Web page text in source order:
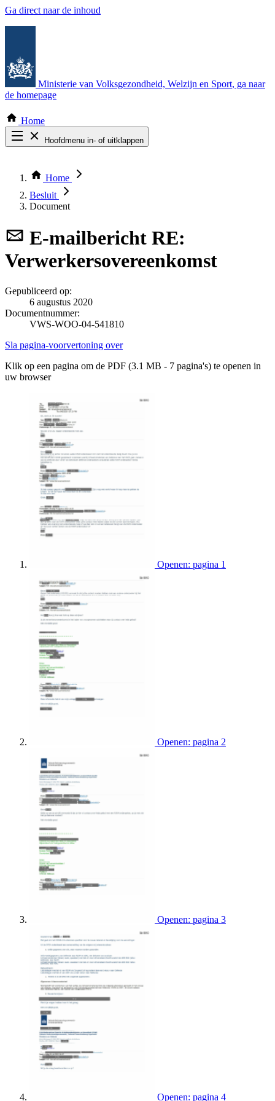
Ga direct naar de inhoud
Ministerie van Volksgezondheid, Welzijn en Sport, ga naar
de homepage
Home
Hoofdmenu in- of uitklappen
Thema COVID-19
Bekijk per bestuursorgaan
Home
Besluit
Document
E-mailbericht RE:
Verwerkersovereenkomst
Gepubliceerd op:
6 augustus 2020
Documentnummer:
VWS-WOO-04-541810
Sla pagina-voorvertoning over
Klik op een pagina om de PDF (3.1 MB - 7 pagina's) te openen in
uw browser
Openen: pagina 1
Openen: pagina 2
Openen: pagina 3
Openen: pagina 4